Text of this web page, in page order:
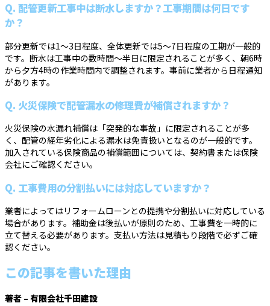
Q. 配管更新工事中は断水しますか？工事期間は何日です
か？
部分更新では1〜3日程度、全体更新では5〜7日程度の工期が一般的
です。断水は工事中の数時間〜半日に限定されることが多く、朝6時
から夕方4時の作業時間内で調整されます。事前に業者から日程通知
があります。
Q. 火災保険で配管漏水の修理費が補償されますか？
火災保険の水漏れ補償は「突発的な事故」に限定されることが多
く、配管の経年劣化による漏水は免責扱いとなるのが一般的です。
加入されている保険商品の補償範囲については、契約書または保険
会社にご確認ください。
Q. 工事費用の分割払いには対応していますか？
業者によってはリフォームローンとの提携や分割払いに対応している
場合があります。補助金は後払いが原則のため、工事費を一時的に
立て替える必要があります。支払い方法は見積もり段階で必ずご確
認ください。
この記事を書いた理由
著者 – 有限会社千田建設